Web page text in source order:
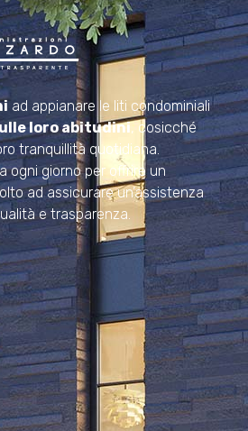
ad appianare le liti condominiali
loro abitudini, cosicché
tranquillità quotidiana.
ogni giorno per offrire un
ad assicurare un’assistenza
e trasparenza.